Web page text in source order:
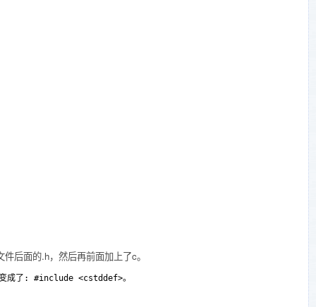
件后面的.h，然后再前面加上了c。
变成了: #include <cstddef>。